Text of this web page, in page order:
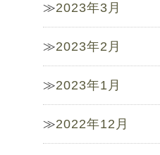
2023年3月
2023年2月
2023年1月
2022年12月